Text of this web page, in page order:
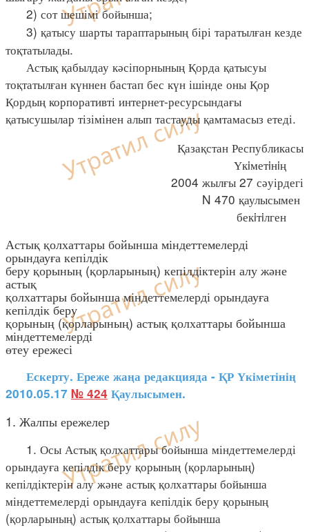
2) сот шешімі бойынша;
3) қатысу шарты тараптарының бірі таратылған кезде
тоқтатылады.
Астық қабылдау кәсіпорнының Қорда қатысуы
тоқтатылған күннен бастап бес күн ішінде оны Қор
Қордың корпоративті интернет-ресурсындағы
қатысушылар тізімінен алып тастауды қамтамасыз етеді.
Қазақстан Республикасы
Үкiметiнiң
2004 жылғы 27 сәуірдегі
N 470 қаулысымен
бекiтiлген
Астық қолхаттары бойынша міндеттемелерді
орындауға кепілдік
беру қорының (қорларының) кепілдіктерін алу және
астық
қолхаттары бойынша міндеттемелерді орындауға
кепілдік беру
қорының (қорларының) астық қолхаттары бойынша
міндеттемелерді
өтеу ережесі
Ескерту. Ереже жаңа редакцияда - ҚР Үкіметінің
2010.05.17 № 424 Қаулысымен.
1. Жалпы ережелер
1. Осы Астық қолхаттары бойынша міндеттемелерді
орындауға кепілдік беру қорының (қорларының)
кепілдіктерін алу және астық қолхаттары бойынша
міндеттемелерді орындауға кепілдік беру қорының
(қорларының) астық қолхаттары бойынша